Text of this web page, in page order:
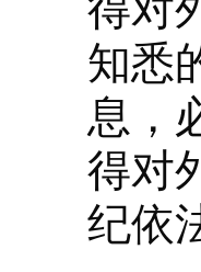
知悉
息，
得对
纪依